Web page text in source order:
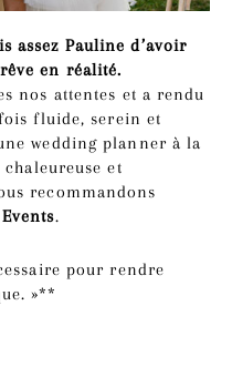
assez Pauline d’avoir
en réalité.
nos attentes et a rendu
fluide, serein et
wedding planner à la
et
recommandons
.
pour rendre
»**